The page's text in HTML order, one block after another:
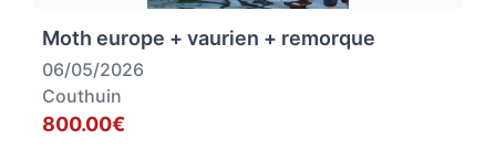
Moth europe + vaurien + remorque
06/05/2026
Couthuin
800.00€